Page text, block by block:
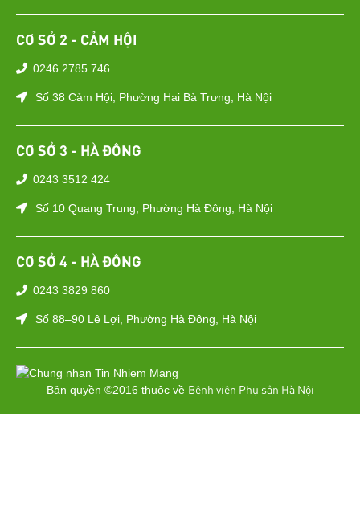
CƠ SỞ 2 - CẢM HỘI
0246 2785 746
Số 38 Cảm Hội, Phường Hai Bà Trưng, Hà Nội
CƠ SỞ 3 - HÀ ĐÔNG
0243 3512 424
Số 10 Quang Trung, Phường Hà Đông, Hà Nội
CƠ SỞ 4 - HÀ ĐÔNG
0243 3829 860
Số 88–90 Lê Lợi, Phường Hà Đông, Hà Nội
Bản quyền ©2016 thuộc về Bệnh viện Phụ sản Hà Nội